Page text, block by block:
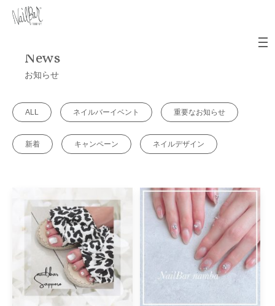
News
お知らせ
ALL ネイルバーイベント 重要なお知らせ
新着 キャンペーン ネイルデザイン